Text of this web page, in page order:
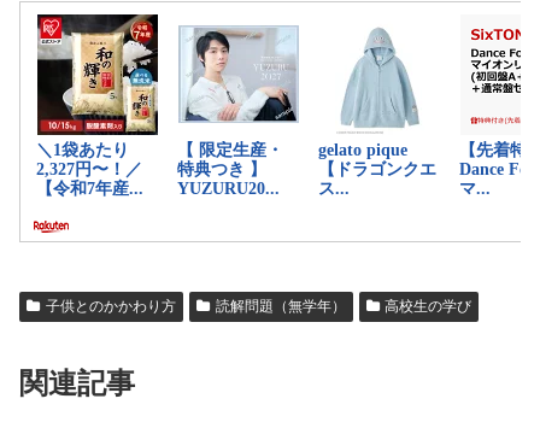
子供とのかかわり方 読解問題（無学年） 高校生の学び
関連記事